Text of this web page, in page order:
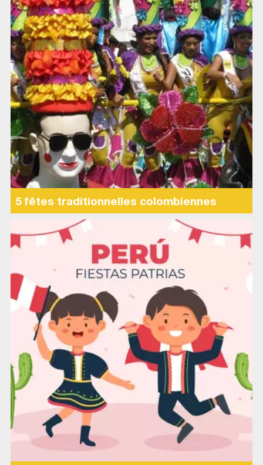
5 fêtes traditionnelles colombiennes